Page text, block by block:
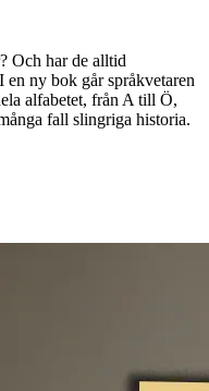
Och har de alltid
en ny bok går språkvetaren
alfabetet, från A till Ö,
fall slingriga historia.